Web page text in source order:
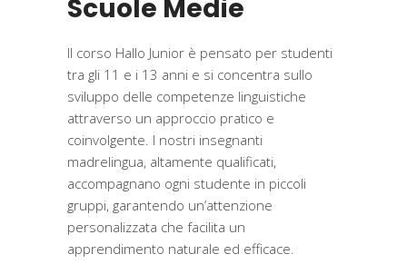
Scuole Medie
Il corso Hallo Junior è pensato per studenti
tra gli 11 e i 13 anni e si concentra sullo
sviluppo delle competenze linguistiche
attraverso un approccio pratico e
coinvolgente. I nostri insegnanti
madrelingua, altamente qualificati,
accompagnano ogni studente in piccoli
gruppi, garantendo un’attenzione
personalizzata che facilita un
apprendimento naturale ed efficace.